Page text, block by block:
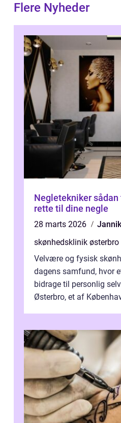
Flere Nyheder
Negletekniker sådan finder du den
rette til dine negle
28 marts 2026
skønhedsklinik østerbro
Velvære og fysisk
dagens samfund, hvor
bidrage til personlig
Østerbro, et af